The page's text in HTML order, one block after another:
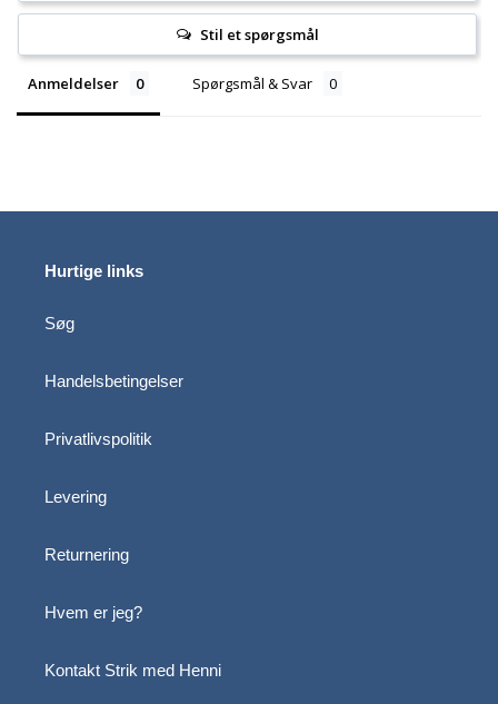
Stil et spørgsmål
Anmeldelser Spørgsmål & Svar
Hurtige links
Søg
Handelsbetingelser
Privatlivspolitik
Levering
Returnering
Hvem er jeg?
Kontakt Strik med Henni